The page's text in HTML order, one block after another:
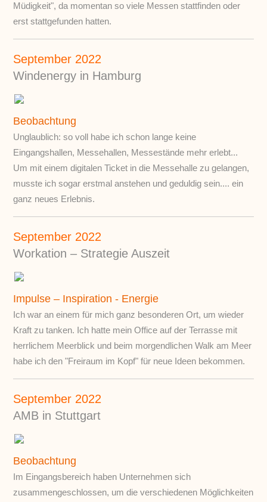
Müdigkeit", da momentan so viele Messen stattfinden oder
erst stattgefunden hatten.
September 2022
Windenergy in Hamburg
Beobachtung
Unglaublich: so voll habe ich schon lange keine
Eingangshallen, Messehallen, Messestände mehr erlebt...
Um mit einem digitalen Ticket in die Messehalle zu gelangen,
musste ich sogar erstmal anstehen und geduldig sein.... ein
ganz neues Erlebnis.
September 2022
Workation – Strategie Auszeit
Impulse – Inspiration - Energie
Ich war an einem für mich ganz besonderen Ort, um wieder
Kraft zu tanken. Ich hatte mein Office auf der Terrasse mit
herrlichem Meerblick und beim morgendlichen Walk am Meer
habe ich den "Freiraum im Kopf" für neue Ideen bekommen.
September 2022
AMB in Stuttgart
Beobachtung
Im Eingangsbereich haben Unternehmen sich
zusammengeschlossen, um die verschiedenen Möglichkeiten